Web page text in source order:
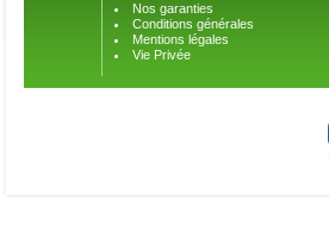
Nos garanties
Conditions générales
Mentions légales
Vie Privée